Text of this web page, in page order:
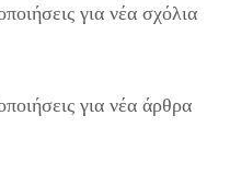
για νέα σχόλια
για νέα άρθρα